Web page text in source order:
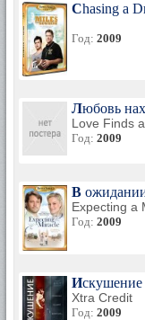
Chasing a
Год: 2009
Любовь
Love Finds
Год: 2009
В
Expecting a
Год: 2009
Искушение
Xtra Credit
Год: 2009